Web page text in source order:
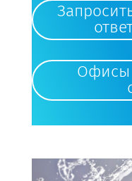
Офисы